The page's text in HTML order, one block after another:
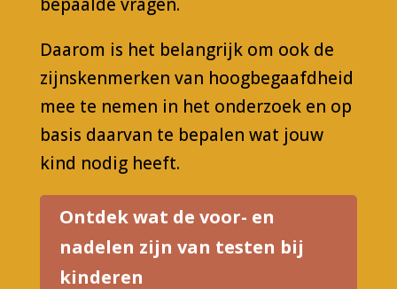
Daarom is het belangrijk om ook de
zijnskenmerken van hoogbegaafdheid
mee te nemen in het onderzoek en op
basis daarvan te bepalen wat jouw
kind nodig heeft.
Ontdek wat de voor- en
nadelen zijn van testen bij
kinderen